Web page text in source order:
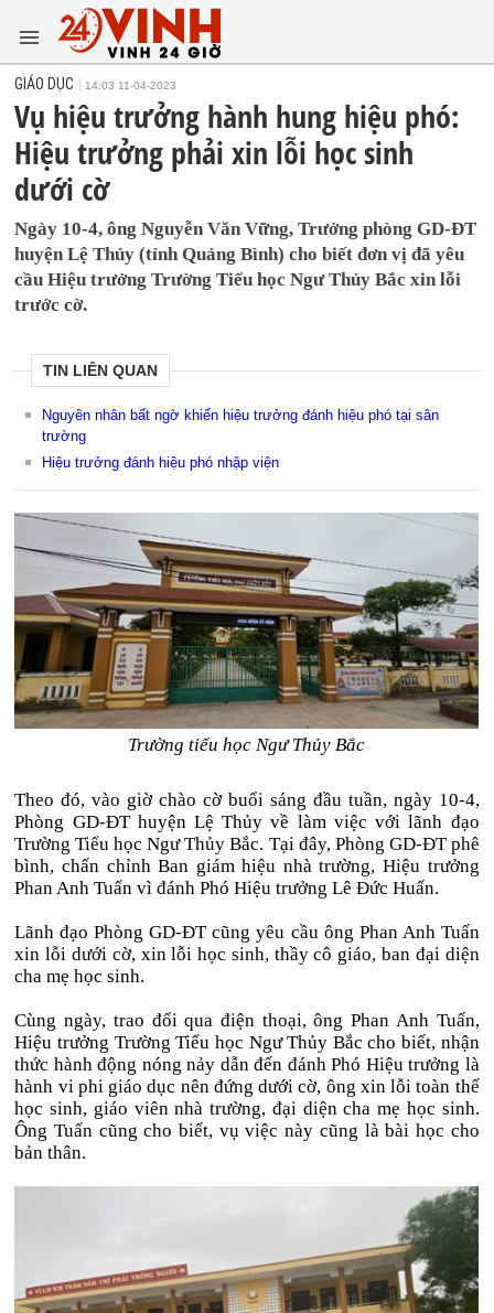
GIÁO DỤC 14:03 11-04-2023
Vụ hiệu trưởng hành hung hiệu phó:
Hiệu trưởng phải xin lỗi học sinh
dưới cờ
Ngày 10-4, ông Nguyễn Văn Vững, Trưởng phòng GD-ĐT
huyện Lệ Thủy (tỉnh Quảng Bình) cho biết đơn vị đã yêu
cầu Hiệu trưởng Trường Tiểu học Ngư Thủy Bắc xin lỗi
trước cờ.
TIN LIÊN QUAN
Nguyên nhân bất ngờ khiến hiệu trưởng đánh hiệu phó tại sân
trường
Hiệu trưởng đánh hiệu phó nhập viện
Trường tiểu học Ngư Thủy Bắc
Theo đó, vào giờ chào cờ buổi sáng đầu tuần, ngày 10-4,
Phòng GD-ĐT huyện Lệ Thủy về làm việc với lãnh đạo
Trường Tiểu học Ngư Thủy Bắc. Tại đây, Phòng GD-ĐT phê
bình, chấn chỉnh Ban giám hiệu nhà trường, Hiệu trưởng
Phan Anh Tuấn vì đánh Phó Hiệu trưởng Lê Đức Huấn.
Lãnh đạo Phòng GD-ĐT cũng yêu cầu ông Phan Anh Tuấn
xin lỗi dưới cờ, xin lỗi học sinh, thầy cô giáo, ban đại diện
cha mẹ học sinh.
Cùng ngày, trao đổi qua điện thoại, ông Phan Anh Tuấn,
Hiệu trưởng Trường Tiểu học Ngư Thủy Bắc cho biết, nhận
thức hành động nóng nảy dẫn đến đánh Phó Hiệu trưởng là
hành vi phi giáo dục nên đứng dưới cờ, ông xin lỗi toàn thể
học sinh, giáo viên nhà trường, đại diện cha mẹ học sinh.
Ông Tuấn cũng cho biết, vụ việc này cũng là bài học cho
bản thân.